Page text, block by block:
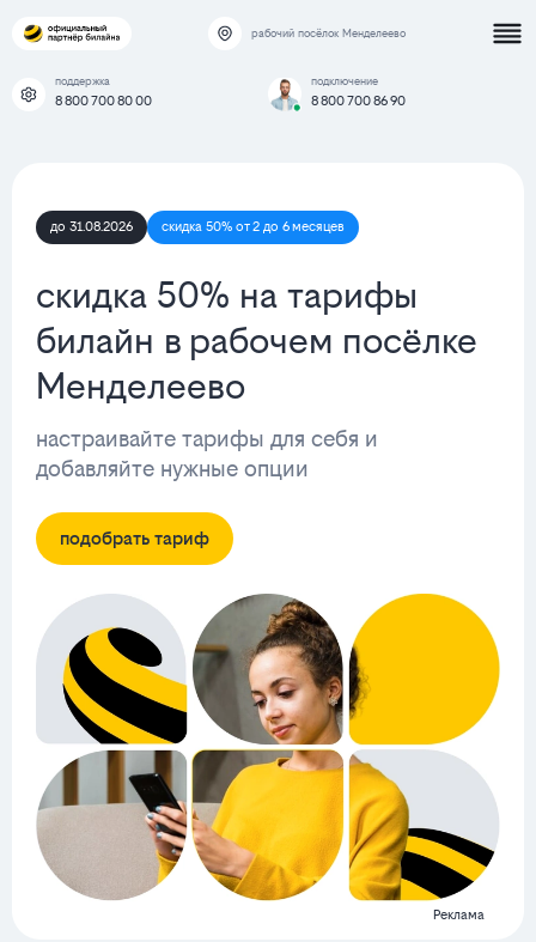
рабочий посёлок Менделеево
поддержка
8 800 700 80 00
подключение
8 800 700 86 90
до 31.08.2026 скидка 50% от 2 до 6 месяцев
скидка 50% на тарифы
билайн в рабочем посёлке
Менделеево
настраивайте тарифы для себя и
добавляйте нужные опции
подобрать тариф
Реклама